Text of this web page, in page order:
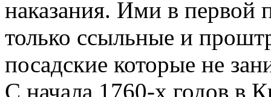
наказания. Ими в первой
только ссыльные и
посадские которые не
С начала 1760-х годов в